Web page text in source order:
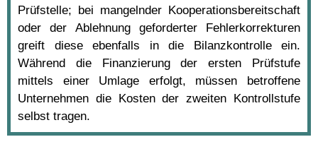
Prüfstelle; bei mangelnder Kooperationsbereitschaft
oder der Ablehnung geforderter Fehlerkorrekturen
greift diese ebenfalls in die Bilanzkontrolle ein.
Während die Finanzierung der ersten Prüfstufe
mittels einer Umlage erfolgt, müssen betroffene
Unternehmen die Kosten der zweiten Kontrollstufe
selbst tragen.